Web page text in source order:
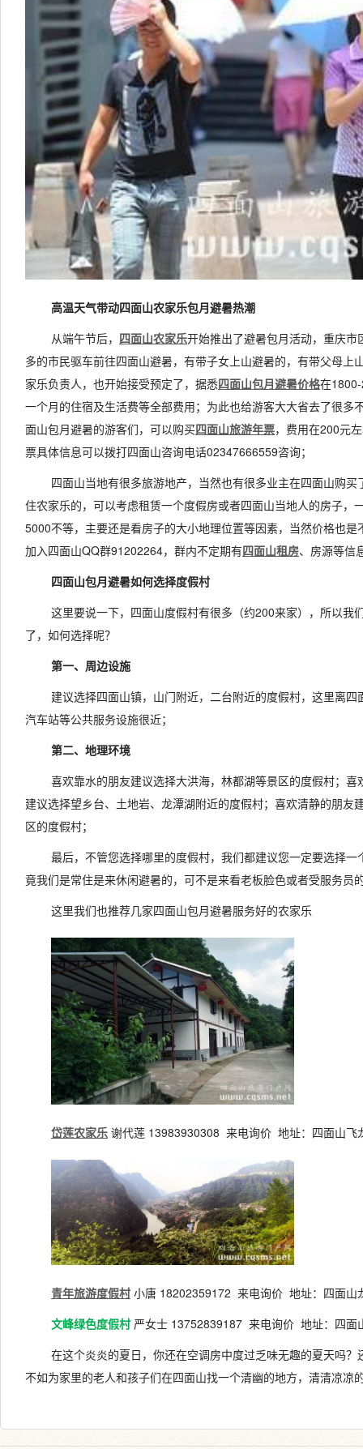
高温天气带动四面山农家乐包月避暑热潮
从端午节后， 四面山农家乐开始推出了避暑包月活动，重庆
多的市民驱车前往四面山避暑，有带子女上山避暑的，有带父母上
家乐负责人，也开始接受预定了，据悉四面山包月避暑价格在
一个月的住宿及生活费等全部费用；为此也给游客大大省去了很多
面山包月避暑的游客们，可以购买四面山旅游年票，费用在200元
票具体信息可以拨打四面山咨询电话02347666559咨询；
四面山当地有很多旅游地产，当然也有很多业主在四面山购
住农家乐的，可以考虑租赁一个度假房或者四面山当地人的房子，
5000不等，主要还是看房子的大小地理位置等因素，当然价格也是
加入四面山QQ群91202264，群内不定期有四面山租房、房源等信
四面山包月避暑如何选择度假村
这里要说一下，四面山度假村有很多（约200来家），所以我
了，如何选择呢？
第一、周边设施
建议选择四面山镇，山门附近，二台附近的度假村，这里离
汽车站等公共服务设施很近；
第二、地理环境
喜欢靠水的朋友建议选择大洪海，林都湖等景区的度假村；
建议选择望乡台、土地岩、龙潭湖附近的度假村；喜欢清静的朋友
区的度假村；
最后，不管您选择哪里的度假村，我们都建议您一定要选择
竟我们是常住是来休闲避暑的，可不是来看老板脸色或者受服务员
这里我们也推荐几家四面山包月避暑服务好的农家乐
岱莲农家乐 谢代莲 13983930308 来电询价 地址：四面山飞
青年旅游度假村 小唐 18202359172 来电询价 地址： 四面山
文峰绿色度假村 严女士 13752839187 来电询价 地址：四面
在这个炎炎的夏日，你还在空调房中度过乏味无趣的夏天吗
不如为家里的老人和孩子们在四面山找一个清幽的地方，清清凉凉